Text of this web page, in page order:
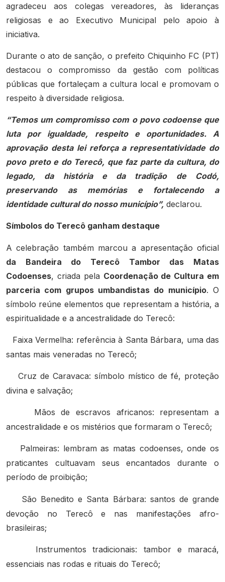
agradeceu aos colegas vereadores, às lideranças
religiosas e ao Executivo Municipal pelo apoio à
iniciativa.
Durante o ato de sanção, o prefeito Chiquinho FC (PT)
destacou o compromisso da gestão com políticas
públicas que fortaleçam a cultura local e promovam o
respeito à diversidade religiosa.
“Temos um compromisso com o povo codoense que
luta por igualdade, respeito e oportunidades. A
aprovação desta lei reforça a representatividade do
povo preto e do Terecô, que faz parte da cultura, do
legado, da história e da tradição de Codó,
preservando as memórias e fortalecendo a
identidade cultural do nosso município”, declarou.
Símbolos do Terecô ganham destaque
A celebração também marcou a apresentação oficial
da Bandeira do Terecô Tambor das Matas
Codoenses, criada pela Coordenação de Cultura em
parceria com grupos umbandistas do município. O
símbolo reúne elementos que representam a história, a
espiritualidade e a ancestralidade do Terecô:
Faixa Vermelha: referência à Santa Bárbara, uma das
santas mais veneradas no Terecô;
Cruz de Caravaca: símbolo místico de fé, proteção
divina e salvação;
Mãos de escravos africanos: representam a
ancestralidade e os mistérios que formaram o Terecô;
Palmeiras: lembram as matas codoenses, onde os
praticantes cultuavam seus encantados durante o
período de proibição;
São Benedito e Santa Bárbara: santos de grande
devoção no Terecô e nas manifestações afro-
brasileiras;
Instrumentos tradicionais: tambor e maracá,
essenciais nas rodas e rituais do Terecô;